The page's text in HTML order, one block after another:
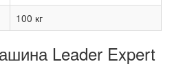
100 кг
Leader Expert